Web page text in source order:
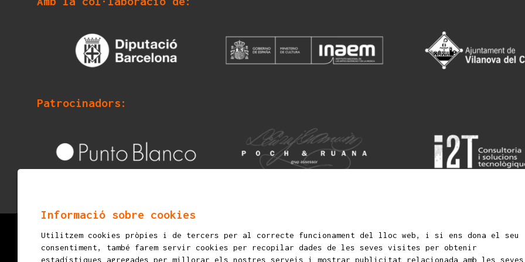
Patrocinadors:
© 2026mostraigualada.cat - Fira d’espectacles infantils i juvenils
Servei de Cultura - Ajuntament d'Igualada
Informació sobre cookies
Utilitzem cookies pròpies i de tercers per al correcte funcionament del lloc web, i si ens dona el seu
consentiment, també farem servir cookies per recopilar dades de les seves visites per obtenir
estadístiques agregades per millorar els nostres serveis i mostrar publicitat relacionada amb les seves